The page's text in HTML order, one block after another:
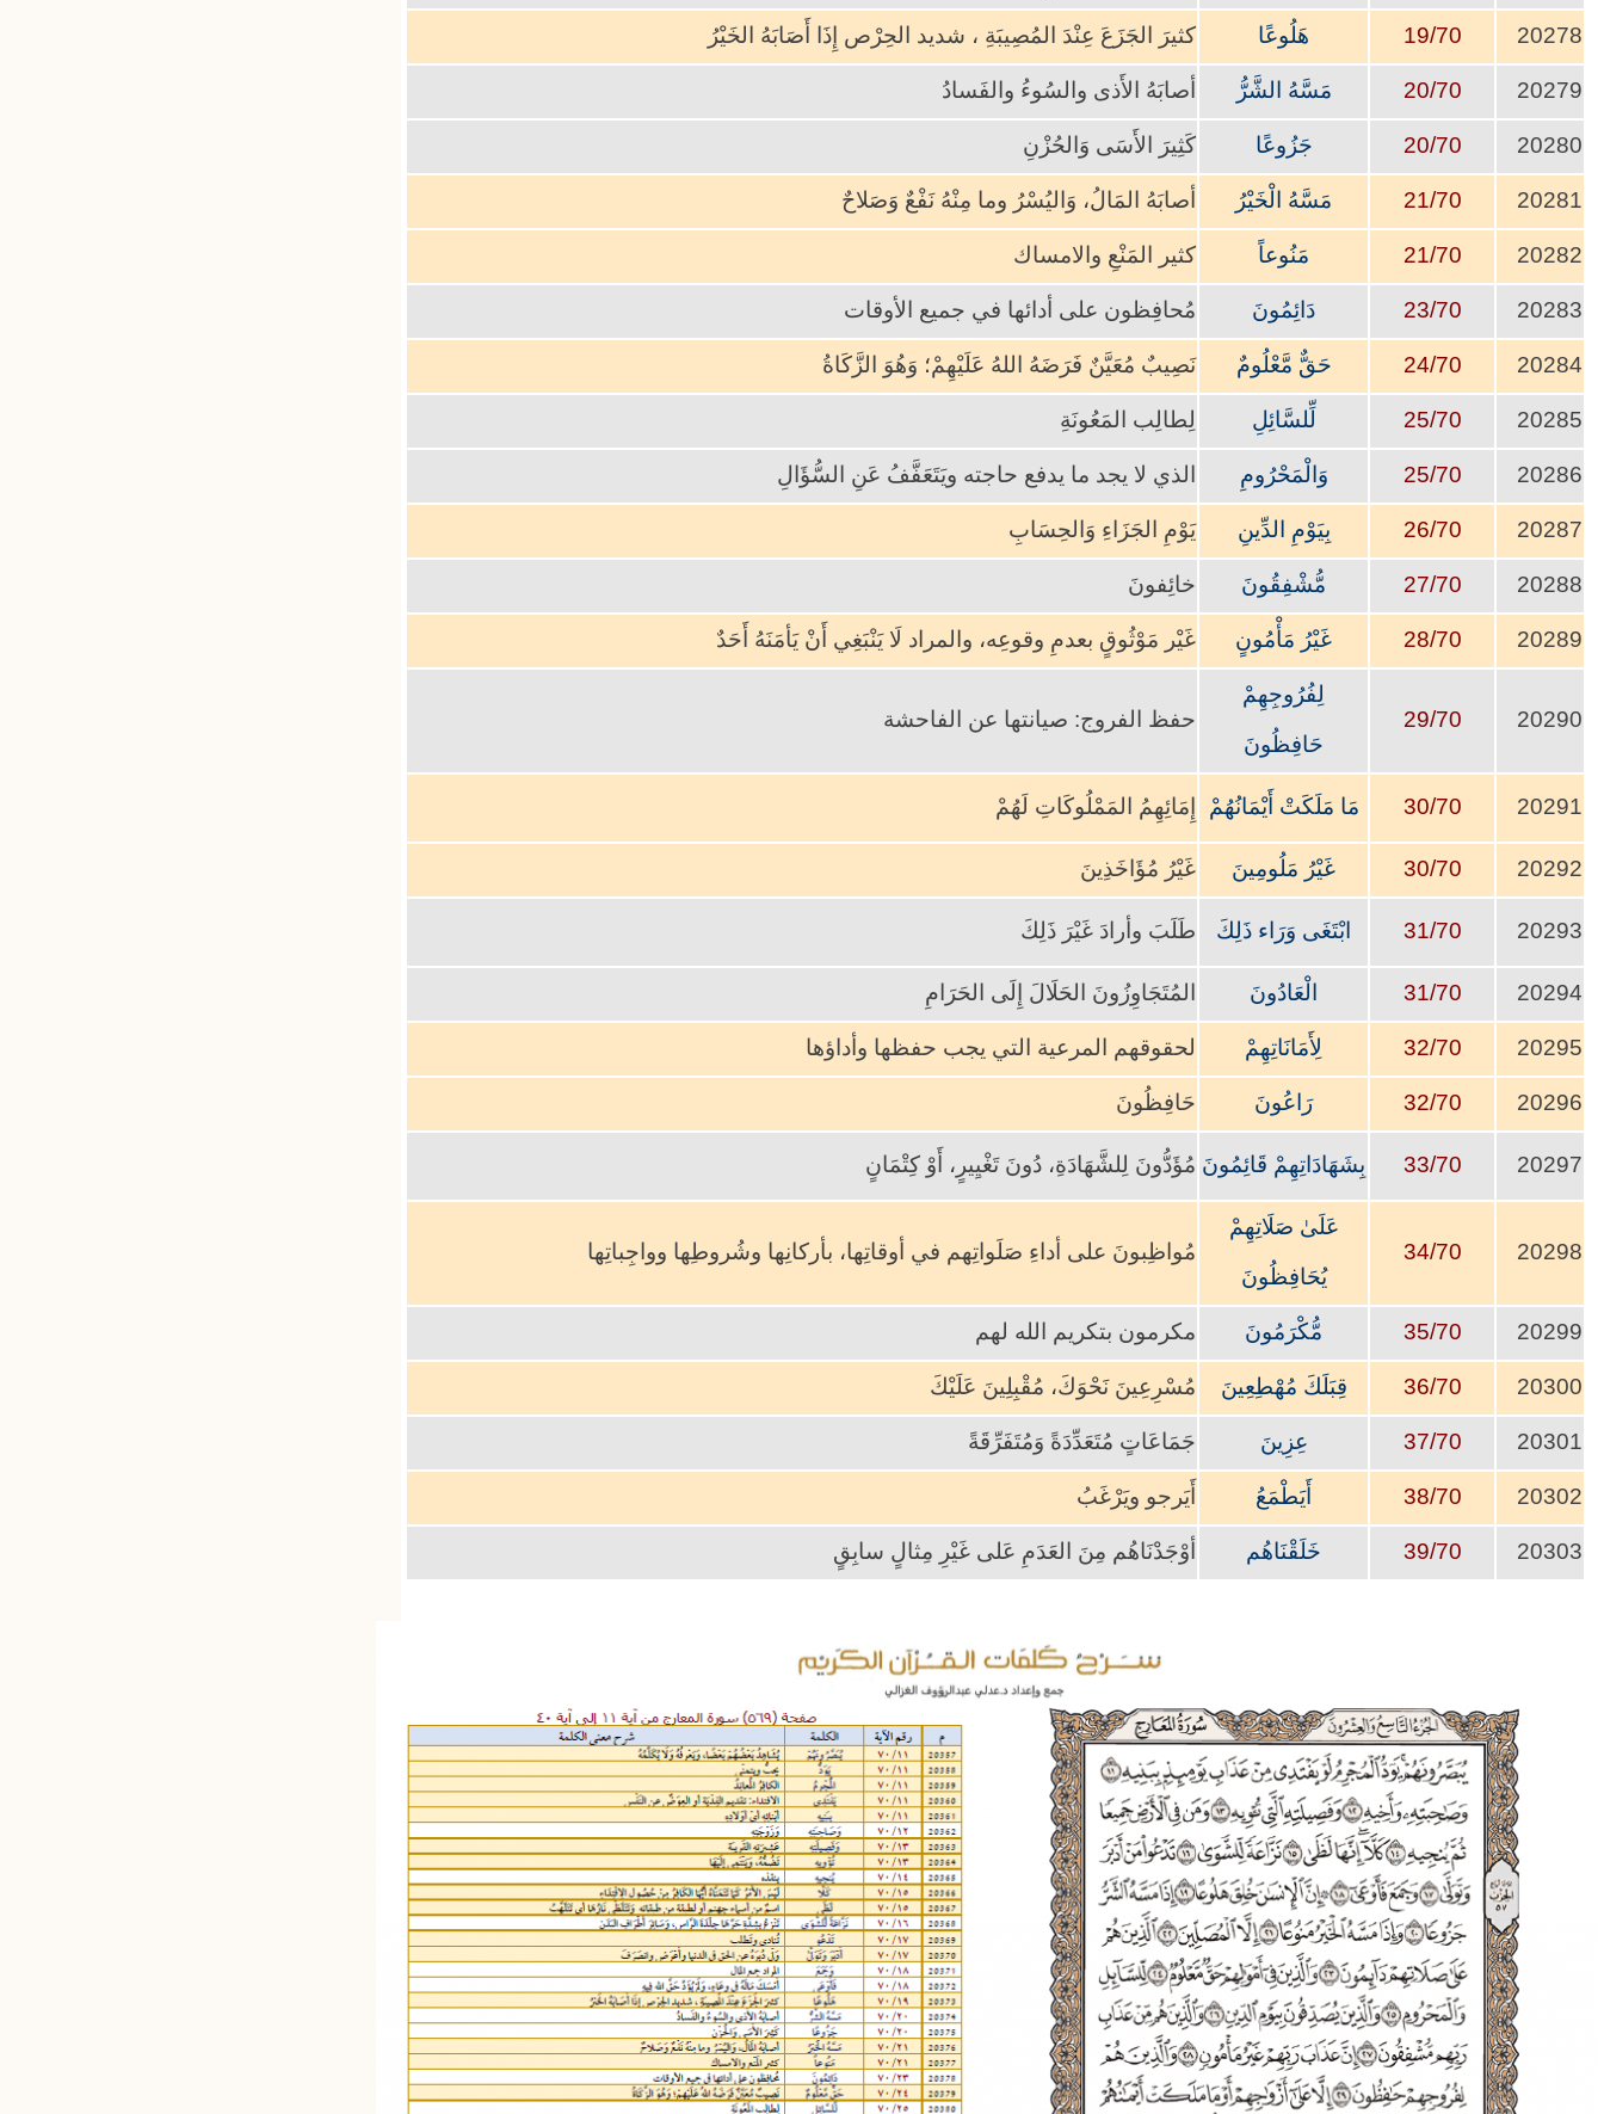
20278
19/70 هَلُوعًا كثيرَ الجَزَعَ عِنْدَ المُصِيبَةِ ، شديد الحِرْص إِذَا أَصَابَهُ الخَيْرُ
20279
20/70 مَسَّهُ الشَّرُّ أصابَهُ الأَذى والسُوءُ والفَسادُ
20280
20/70 جَزُوعًا كَثِيرَ الأَسَى وَالحُزْنِ
20281
21/70 مَسَّهُ الْخَيْرُ أصابَهُ المَالُ، وَاليُسْرُ وما مِنْهُ نَفْعٌ وَصَلاحٌ
20282
21/70 مَنُوعاً كثير المَنْعِ والامساك
20283
23/70 دَائِمُونَ مُحافِظون على أدائها في جميع الأوقات
20284
24/70 حَقٌّ مَّعْلُومٌ نَصِيبٌ مُعَيَّنٌ فَرَضَهُ اللهُ عَلَيْهِمْ؛ وَهُوَ الزَّكَاةُ
20285
25/70 لِّلسَّائِلِ لِطالِب المَعُونَةِ
20286
25/70 وَالْمَحْرُومِ الذي لا يجد ما يدفع حاجته ويَتَعَفَّفُ عَنِ السُّؤَالِ
20287
26/70 بِيَوْمِ الدِّينِ يَوْمِ الجَزَاءِ وَالحِسَابِ
20288
27/70 مُّشْفِقُونَ خائِفونَ
20289
28/70 غَيْرُ مَأْمُونٍ غَيْر مَوْثُوقٍ بعدمِ وقوعِه، والمراد لَا يَنْبَغِي أَنْ يَأمَنَهُ أَحَدٌ
20290
29/70
لِفُرُوجِهِمْ
حَافِظُونَ
حفظ الفروج: صيانتها عن الفاحشة
20291
30/70 مَا مَلَكَتْ أَيْمَانُهُمْ إِمَائِهِمُ المَمْلُوكَاتِ لَهُمْ
20292
30/70 غَيْرُ مَلُومِينَ غَيْرُ مُؤَاخَذِينَ
20293
31/70 ابْتَغَى وَرَاء ذَلِكَ طَلَبَ وأرادَ غَيْرَ ذَلِكَ
20294
31/70 الْعَادُونَ المُتَجَاوِزُونَ الحَلَالَ إِلَى الحَرَامِ
20295
32/70 لِأَمَانَاتِهِمْ لحقوقهم المرعية التي يجب حفظها وأداؤها
20296
32/70 رَاعُونَ حَافِظُونَ
20297
33/70 بِشَهَادَاتِهِمْ قَائِمُونَ مُؤَدُّونَ لِلشَّهَادَةِ، دُونَ تَغْيِيرٍ، أَوْ كِتْمَانٍ
20298
34/70
عَلَىٰ صَلَاتِهِمْ
يُحَافِظُونَ
مُواظِبونَ على أداءِ صَلَواتِهم في أوقاتِها، بأركانِها وشُروطِها وواجِباتِها
20299
35/70 مُّكْرَمُونَ مكرمون بتكريم الله لهم
20300
36/70 قِبَلَكَ مُهْطِعِينَ مُسْرِعِينَ نَحْوَكَ، مُقْبِلِينَ عَلَيْكَ
20301
37/70 عِزِينَ جَمَاعَاتٍ مُتَعَدِّدَةً وَمُتَفَرِّقَةً
20302
38/70 أَيَطْمَعُ أَيَرجو ويَرْغَبُ
20303
39/70 خَلَقْنَاهُم أوْجَدْنَاهُم مِنَ العَدَمِ عَلى غَيْرِ مِثالٍ سابِقٍ